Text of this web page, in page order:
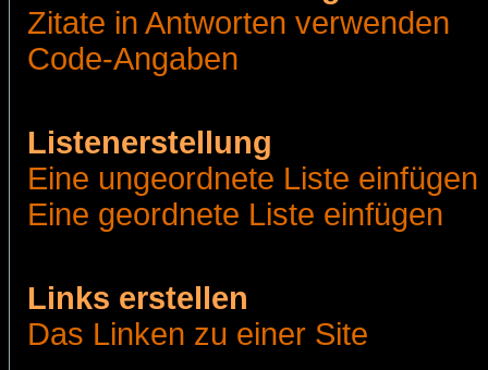
Zitate in Antworten verwenden
Code-Angaben
Listenerstellung
Eine ungeordnete Liste einfügen
Eine geordnete Liste einfügen
Links erstellen
Das Linken zu einer Site